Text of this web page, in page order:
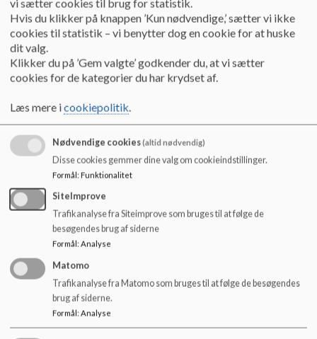
SB Referat 02.10.19_0.pdf
SB Referat 02.12.19_0.pdf
SB Referat 07.01.20_0.pdf
SB Referat 29.01.20_4.pdf
SB Referat 03.03.20.pdf
vi sætter cookies til brug for statistik.
Hvis du klikker på knappen ’Kun nødvendige,’ sætter vi ikke
cookies til statistik – vi benytter dog en cookie for at huske
dit valg.
Klikker du på ’Gem valgte’ godkender du, at vi sætter
cookies for de kategorier du har krydset af.
Læs mere icookiepolitik.
Nødvendige cookies(altid nødvendig)
Disse cookies gemmer dine valg om cookieindstillinger.
Formål: Funktionalitet
SiteImprove
Trafikanalyse fra Siteimprove som bruges til at følge de
besøgendes brug af siderne
Formål : Analyse
Matomo
Trafikanalyse fra Matomo som bruges til at følge de besøgendes
brug af siderne.
Formål: Analyse